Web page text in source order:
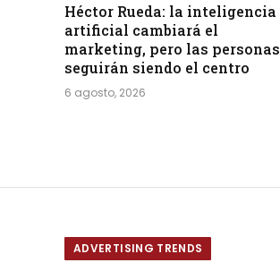
Héctor Rueda: la inteligencia
artificial cambiará el
marketing, pero las personas
seguirán siendo el centro
6 agosto, 2026
ADVERTISING TRENDS